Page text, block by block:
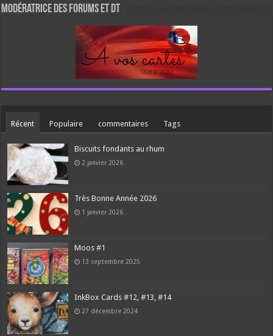
Modératrice des forums et DT
Récent Populaire commentaires Tags
Biscuits fondants au rhum
2 janvier 2026
Très Bonne Année 2026
1 janvier 2026
Moos #1
13 septembre 2025
InkBox Cards #12, #13, #14
27 décembre 2024